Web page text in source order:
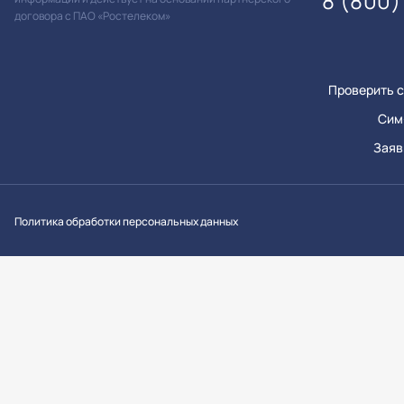
договора с ПАО «Ростелеком»
Проверить
Политика обработки персональных данных